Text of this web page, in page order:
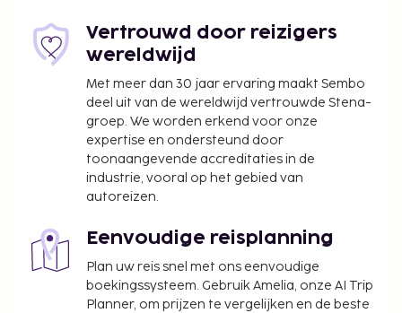
beschikbaar van 06.30 uur tot 10.30 uur. Hotelstars
Union kent in Zwitserland een officiële
4 sterren toegekend gekregen.
De volgende kosten dienen bij de accommodatie te
worden betaald. De kosten kunnen inclusief
toepasselijke belastingen zijn:
De stad heft de volgende belasting: CHF 4.25
We hebben alle kosten vermeld die de
accommodatie aan ons heeft doorgegeven.
Toeslag voor het ontbijtbuffet: ca. CHF 29 per
Vertrouwd door reizigers
wereldwijd
Met meer dan 30 jaar ervaring maakt Sembo
deel uit van de wereldwijd vertrouwde Stena-
groep. We worden erkend voor onze
expertise en ondersteund door
toonaangevende accreditaties in de
industrie, vooral op het gebied van
autoreizen.
Eenvoudige reisplanning
Plan uw reis snel met ons eenvoudige
boekingssysteem. Gebruik Amelia, onze AI Trip
Planner, om prijzen te vergelijken en de beste